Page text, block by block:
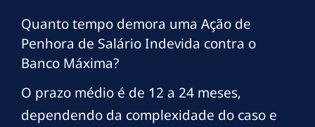
Quanto tempo demora uma Ação de
Penhora de Salário Indevida contra o
Banco Máxima?
O prazo médio é de 12 a 24 meses,
dependendo da complexidade do caso e